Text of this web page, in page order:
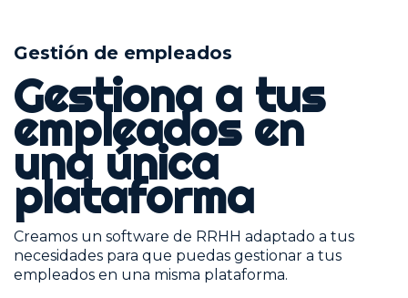
Gestión de empleados
Gestiona a tus
empleados en
una única
plataforma
Creamos un software de RRHH adaptado a tus
necesidades para que puedas gestionar a tus
empleados en una misma plataforma.